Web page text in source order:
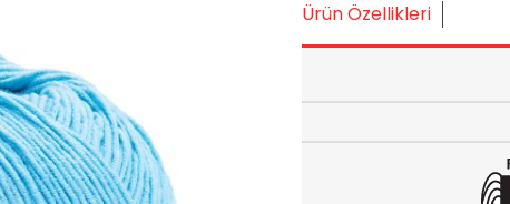
Ürün Özellikleri